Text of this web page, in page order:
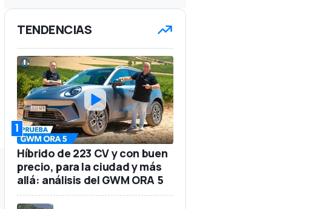
TENDENCIAS
1
Híbrido de 223 CV y con buen
precio, para la ciudad y más
allá: análisis del GWM ORA 5